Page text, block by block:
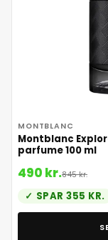
25. juni
26. juni
27. juni
28. juni
29. juni 2026
30. juni
MONTBLANC
Montblanc
parfume 100 ml
490 kr.845 kr.
SPAR 355 KR.